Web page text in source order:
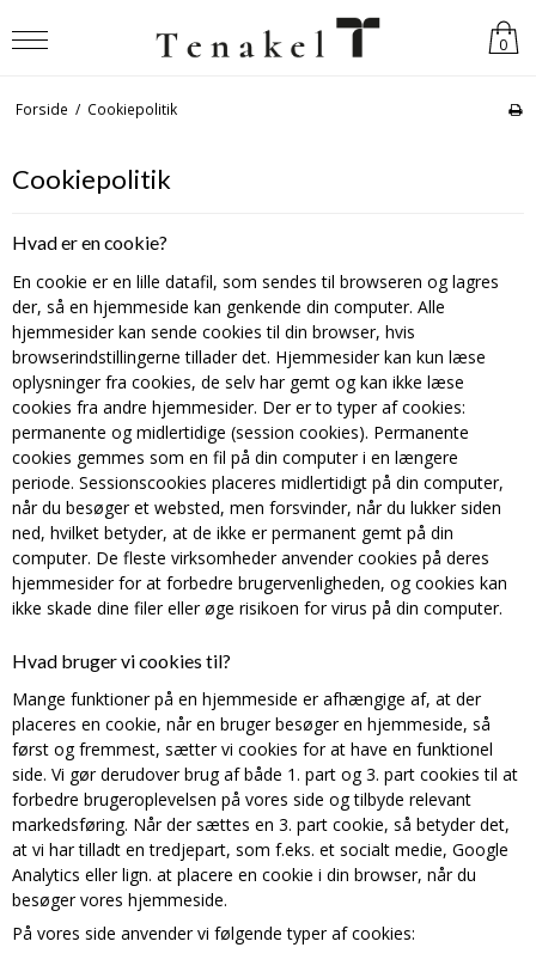
0
Forside / Cookiepolitik
Cookiepolitik
Hvad er en cookie?
En cookie er en lille datafil, som sendes til browseren og lagres
der, så en hjemmeside kan genkende din computer. Alle
hjemmesider kan sende cookies til din browser, hvis
browserindstillingerne tillader det. Hjemmesider kan kun læse
oplysninger fra cookies, de selv har gemt og kan ikke læse
cookies fra andre hjemmesider. Der er to typer af cookies:
permanente og midlertidige (session cookies). Permanente
cookies gemmes som en fil på din computer i en længere
periode. Sessionscookies placeres midlertidigt på din computer,
når du besøger et websted, men forsvinder, når du lukker siden
ned, hvilket betyder, at de ikke er permanent gemt på din
computer. De fleste virksomheder anvender cookies på deres
hjemmesider for at forbedre brugervenligheden, og cookies kan
ikke skade dine filer eller øge risikoen for virus på din computer.
Hvad bruger vi cookies til?
Mange funktioner på en hjemmeside er afhængige af, at der
placeres en cookie, når en bruger besøger en hjemmeside, så
først og fremmest, sætter vi cookies for at have en funktionel
side. Vi gør derudover brug af både 1. part og 3. part cookies til at
forbedre brugeroplevelsen på vores side og tilbyde relevant
markedsføring. Når der sættes en 3. part cookie, så betyder det,
at vi har tilladt en tredjepart, som f.eks. et socialt medie, Google
Analytics eller lign. at placere en cookie i din browser, når du
besøger vores hjemmeside.
På vores side anvender vi følgende typer af cookies: